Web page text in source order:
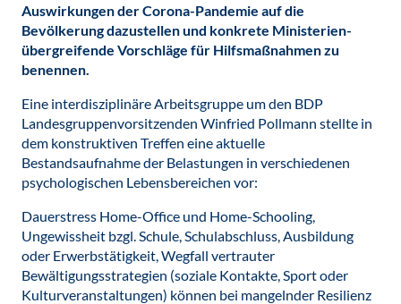
Auswirkungen der Corona-Pandemie auf die
Bevölkerung dazustellen und konkrete Ministerien-
übergreifende Vorschläge für Hilfsmaßnahmen zu
benennen.
Eine interdisziplinäre Arbeitsgruppe um den BDP
Landesgruppenvorsitzenden Winfried Pollmann stellte in
dem konstruktiven Treffen eine aktuelle
Bestandsaufnahme der Belastungen in verschiedenen
psychologischen Lebensbereichen vor:
Dauerstress Home-Office und Home-Schooling,
Ungewissheit bzgl. Schule, Schulabschluss, Ausbildung
oder Erwerbstätigkeit, Wegfall vertrauter
Bewältigungsstrategien (soziale Kontakte, Sport oder
Kulturveranstaltungen) können bei mangelnder Resilienz